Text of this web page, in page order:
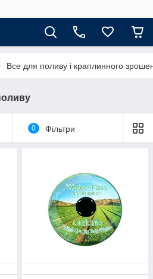
Все для поливу і краплинного
0 Фільтри